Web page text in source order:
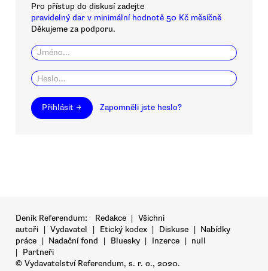
Pro přístup do diskusí zadejte
pravidelný dar v minimální hodnotě 50 Kč měsíčně
Děkujeme za podporu.
Přihlásit → Zapomněli jste heslo?
Deník Referendum: Redakce | Všichni
autoři | Vydavatel | Etický kodex | Diskuse | Nabídky
práce | Nadační fond | Bluesky | Inzerce | null
|
Partneři
© Vydavatelství Referendum, s. r. o., 2020.